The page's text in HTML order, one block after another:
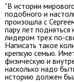
"В истории
подобного и
произошла с
пару лет
лидером трех по-
Написать такое
крепкую семью.
физическую и
насколько надо
историю должен